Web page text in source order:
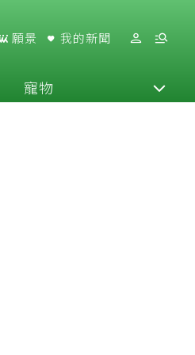
願景 我的新聞
寵物